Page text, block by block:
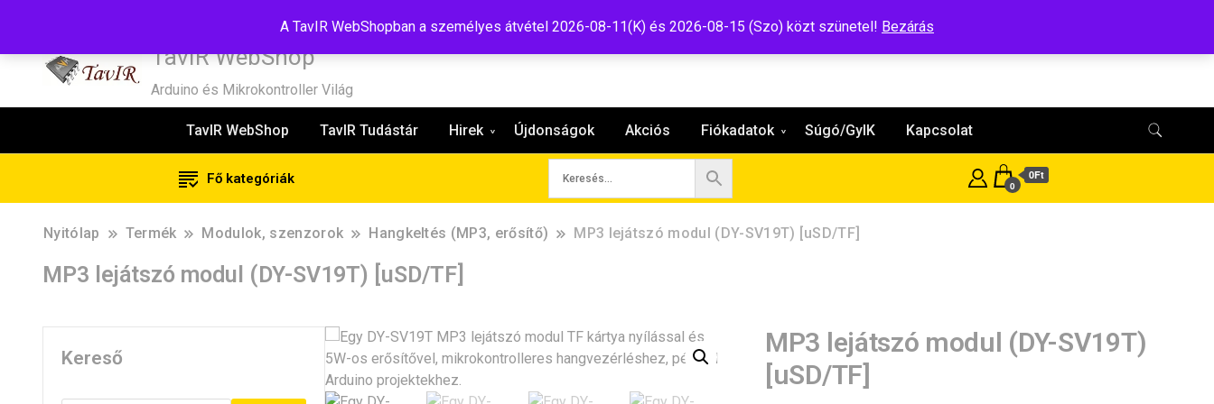
A TavIR WebShopban a személyes átvétel 2026-08-11(K) és 2026-08-15 (Szo) közt szünetel! Bezárás
TavIR WebShop
Arduino és Mikrokontroller Világ
TavIR WebShop TavIR Tudástár Hirek Újdonságok Akciós Fiókadatok Súgó/GyIK Kapcsolat
Fő kategóriák 0
0Ft
Nyitólap Termék Modulok, szenzorok Hangkeltés (MP3, erősítő) MP3 lejátszó modul (DY-SV19T) [uSD/TF]
MP3 lejátszó modul (DY-SV19T) [uSD/TF]
MP3 lejátszó modul (DY-SV19T)
[uSD/TF]
Kereső